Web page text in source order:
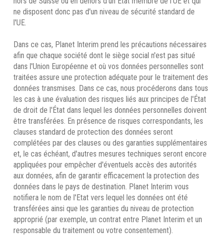
ne disposent donc pas d'un niveau de sécurité standard de
l'UE.
Dans ce cas, Planet Interim prend les précautions nécessaires
afin que chaque société dont le siège social n'est pas situé
dans l'Union Européenne et où vos données personnelles sont
traitées assure une protection adéquate pour le traitement des
données transmises. Dans ce cas, nous procéderons dans tous
les cas à une évaluation des risques liés aux principes de l'État
de droit de l'État dans lequel les données personnelles doivent
être transférées. En présence de risques correspondants, les
clauses standard de protection des données seront
complétées par des clauses ou des garanties supplémentaires
et, le cas échéant, d'autres mesures techniques seront encore
appliquées pour empêcher d'éventuels accès des autorités
aux données, afin de garantir efficacement la protection des
données dans le pays de destination. Planet Interim vous
notifiera le nom de l'Etat vers lequel les données ont été
transférées ainsi que les garanties du niveau de protection
approprié (par exemple, un contrat entre Planet Interim et un
responsable du traitement ou votre consentement).